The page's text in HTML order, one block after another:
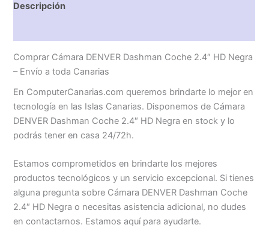
Descripción
Comprar Cámara DENVER Dashman Coche 2.4″ HD Negra
– Envío a toda Canarias
En ComputerCanarias.com queremos brindarte lo mejor en
tecnología en las Islas Canarias. Disponemos de Cámara
DENVER Dashman Coche 2.4″ HD Negra en stock y lo
podrás tener en casa 24/72h.
Estamos comprometidos en brindarte los mejores
productos tecnológicos y un servicio excepcional. Si tienes
alguna pregunta sobre Cámara DENVER Dashman Coche
2.4″ HD Negra o necesitas asistencia adicional, no dudes
en contactarnos. Estamos aquí para ayudarte.